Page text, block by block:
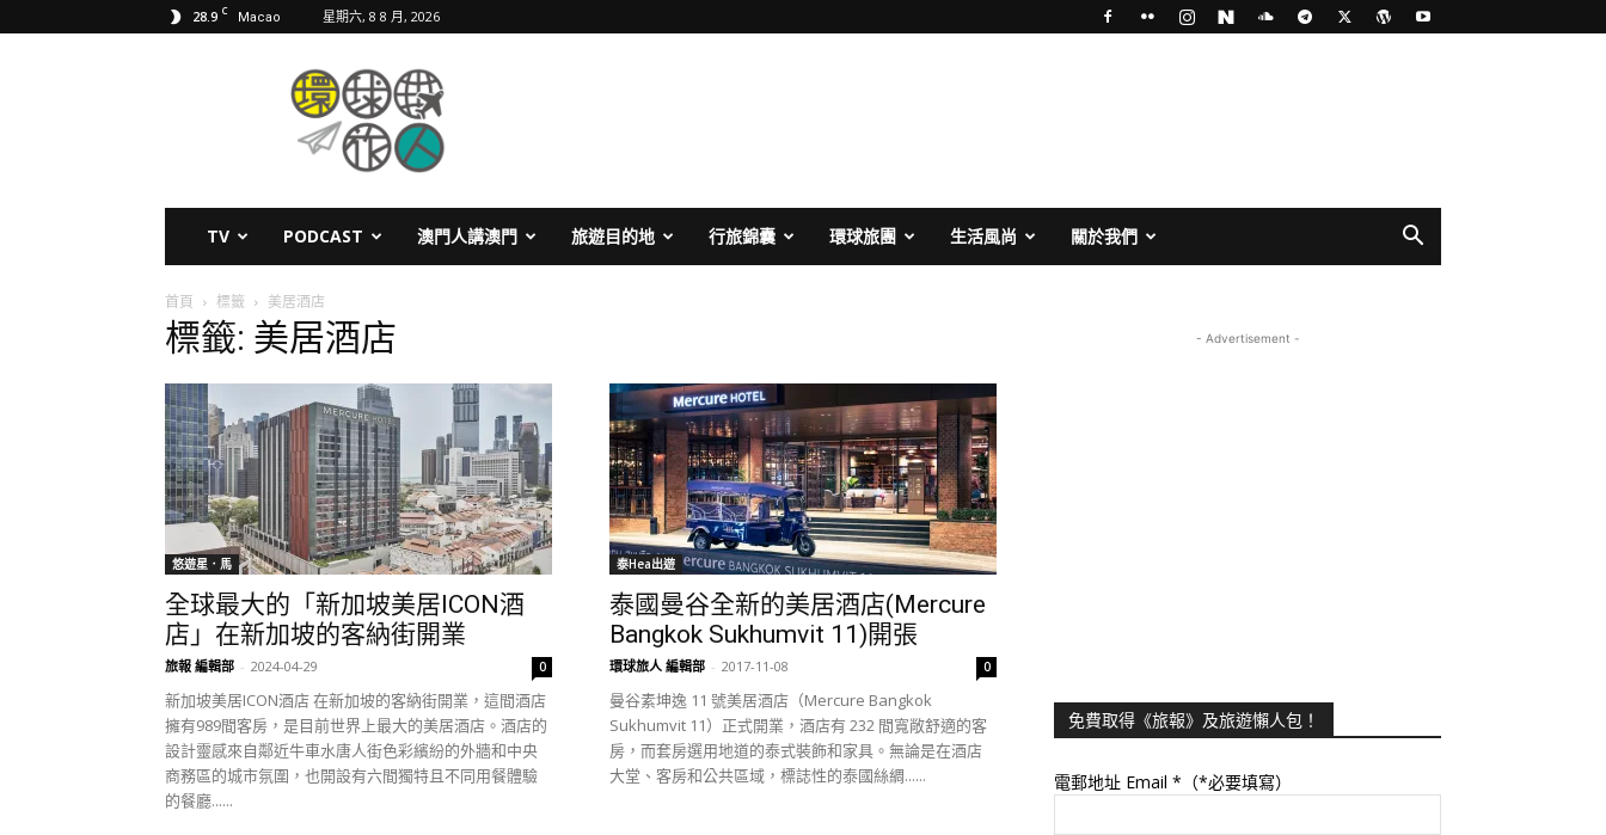
28.9 C Macao 星期六, 8 8 月, 2026
TV PODCAST 澳門人講澳門 旅遊目的地 行旅錦囊 環球旅團 生活風尚 關於我們
首頁 標籤 美居酒店
標籤: 美居酒店
悠遊星．馬
全球最大的「新加坡美居ICON酒
店」在新加坡的客納街開業
旅報 編輯部 - 2024-04-29 0
新加坡美居ICON酒店 在新加坡的客納街開業，這間酒店
擁有989間客房，是目前世界上最大的美居酒店。酒店的
設計靈感來自鄰近牛車水唐人街色彩繽紛的外牆和中央
商務區的城市氛圍，也開設有六間獨特且不同用餐體驗
的餐廳......
泰Hea出遊
泰國曼谷全新的美居酒店(Mercure
Bangkok Sukhumvit 11)開張
環球旅人 編輯部 - 2017-11-08 0
曼谷素坤逸 11 號美居酒店（Mercure Bangkok
Sukhumvit 11）正式開業，酒店有 232 間寬敞舒適的客
房，而套房選用地道的泰式裝飾和家具。無論是在酒店
大堂、客房和公共區域，標誌性的泰國絲綢......
- Advertisement -
免費取得《旅報》及旅遊懶人包！
電郵地址 Email *（*必要填寫）